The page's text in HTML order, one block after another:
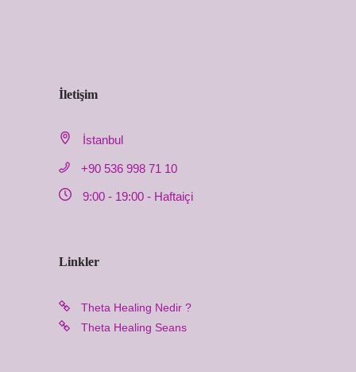
İletişim
İstanbul
+90 536 998 71 10
9:00 - 19:00 - Haftaiçi
Linkler
Theta Healing Nedir ?
Theta Healing Seans